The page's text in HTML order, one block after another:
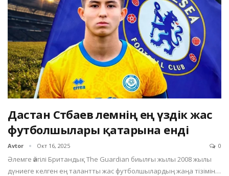
Дастан Сәтбаев әлемнің ең үздік жас
футболшылары қатарына енді
Avtor Окт 16, 2025 0
Әлемге әйгілі Британдық The Guardian биылғы жылы 2008 жылы
дүниеге келген ең талантты жас футболшылардың жаңа тізімін…